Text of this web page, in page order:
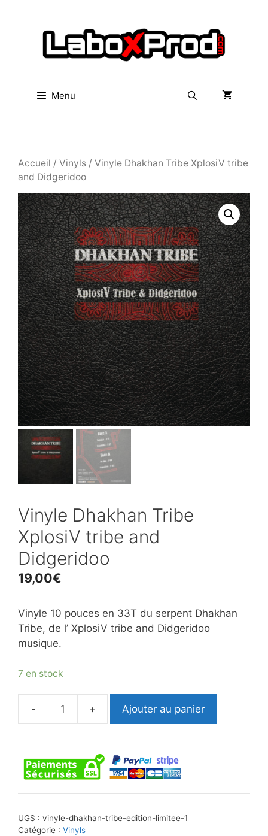
Rechercher
Menu
Accueil / Vinyls / Vinyle Dhakhan Tribe XplosiV tribe
and Didgeridoo
Vinyle Dhakhan Tribe
XplosiV tribe and
Didgeridoo
19,00€
Vinyle 10 pouces en 33T du serpent Dhakhan
Tribe, de l’ XplosiV tribe and Didgeridoo
musique.
7 en stock
quantité
Dhakhan
Tribe
XplosiV
and
Ajouter au panier
UGS : vinyle-dhakhan-tribe-edition-limitee-1
Catégorie : Vinyls